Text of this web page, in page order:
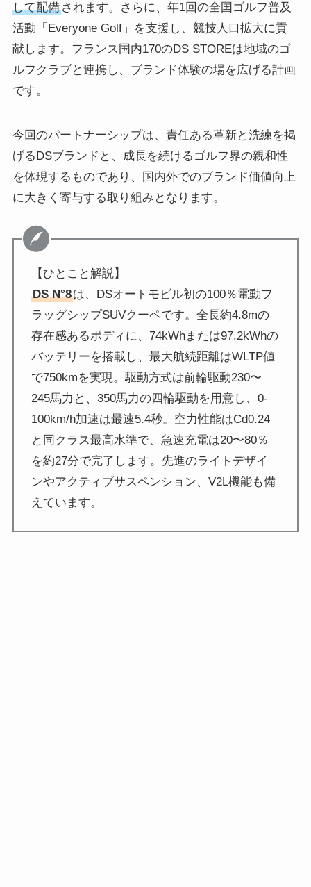
して配備されます。さらに、年1回の全国ゴルフ普及
活動「Everyone Golf」を支援し、競技人口拡大に貢
献します。フランス国内170のDS STOREは地域のゴ
ルフクラブと連携し、ブランド体験の場を広げる計画
です。
今回のパートナーシップは、責任ある革新と洗練を掲
げるDSブランドと、成長を続けるゴルフ界の親和性
を体現するものであり、国内外でのブランド価値向上
に大きく寄与する取り組みとなります。
【ひとこと解説】
DS N°8は、DSオートモビル初の100％電動フ
ラッグシップSUVクーペです。全長約4.8mの
存在感あるボディに、74kWhまたは97.2kWhの
バッテリーを搭載し、最大航続距離はWLTP値
で750kmを実現。駆動方式は前輪駆動230〜
245馬力と、350馬力の四輪駆動を用意し、0-
100km/h加速は最速5.4秒。空力性能はCd0.24
と同クラス最高水準で、急速充電は20〜80％
を約27分で完了します。先進のライトデザイ
ンやアクティブサスペンション、V2L機能も備
えています。